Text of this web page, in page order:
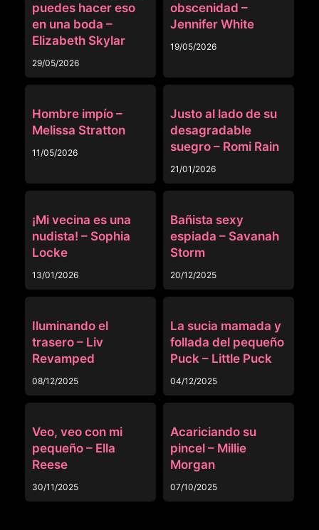
puedes hacer eso
en una boda –
Elizabeth Skylar
29/05/2026
obscenidad –
Jennifer White
19/05/2026
Hombre impío –
Melissa Stratton
11/05/2026
Justo al lado de su
desagradable
suegro – Romi Rain
21/01/2026
¡Mi vecina es una
nudista! – Sophia
Locke
13/01/2026
Bañista sexy
espiada – Savanah
Storm
20/12/2025
Iluminando el
trasero – Liv
Revamped
08/12/2025
La sucia mamada y
follada del pequeño
Puck – Little Puck
04/12/2025
Veo, veo con mi
pequeño – Ella
Reese
30/11/2025
Acariciando su
pincel – Millie
Morgan
07/10/2025